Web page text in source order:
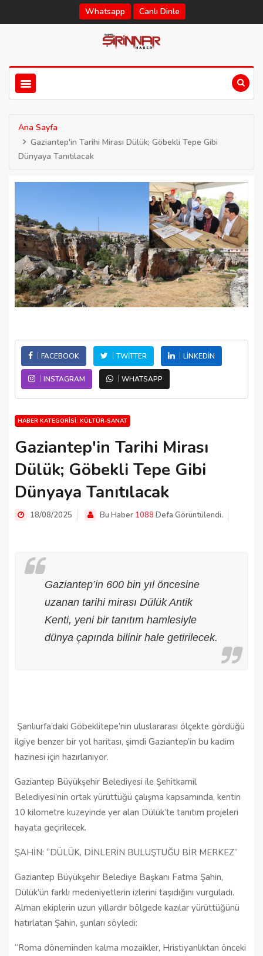
Whatsapp Canlı Dinle
Ana Sayfa
Gaziantep'in Tarihi Mirası Dülük; Göbekli Tepe Gibi
Dünyaya Tanıtılacak
FACEBOOK TWITTER LINKEDIN
INSTAGRAM WHATSAPP
HABER KATEGORISI: KÜLTÜR-SANAT
Gaziantep'in Tarihi Mirası
Dülük; Göbekli Tepe Gibi
Dünyaya Tanıtılacak
18/08/2025 Bu Haber 1088 Defa Görüntülendi.
Gaziantep’in 600 bin yıl öncesine
uzanan tarihi mirası Dülük Antik
Kenti, yeni bir tanıtım hamlesiyle
dünya çapında bilinir hale getirilecek.
Şanlıurfa’daki Göbeklitepe’nin uluslararası ölçekte gördüğü
ilgiye benzer bir yol haritası, şimdi Gaziantep’in bu kadim
hazinesi için hazırlanıyor.
Gaziantep Büyükşehir Belediyesi ile Şehitkamil
Belediyesi’nin ortak yürüttüğü çalışma kapsamında, kentin
10 kilometre kuzeyinde yer alan Dülük’te tanıtım projeleri
hayata geçirilecek.
ŞAHİN: “DÜLÜK, DİNLERİN BULUŞTUĞU BİR MERKEZ”
Gaziantep Büyükşehir Belediye Başkanı Fatma Şahin,
Dülük’ün farklı medeniyetlerin izlerini taşıdığını vurguladı.
Alman ekiplerin uzun yıllardır bölgede kazılar yürüttüğünü
hatırlatan Şahin, şunları söyledi:
“Roma döneminden kalma mozaikler, Hristiyanlıktan önceki